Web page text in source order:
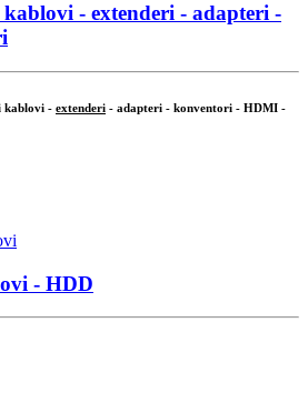
kablovi - extenderi - adapteri -
kablovi - extenderi - adapteri - konventori - HDMI -
- HDD